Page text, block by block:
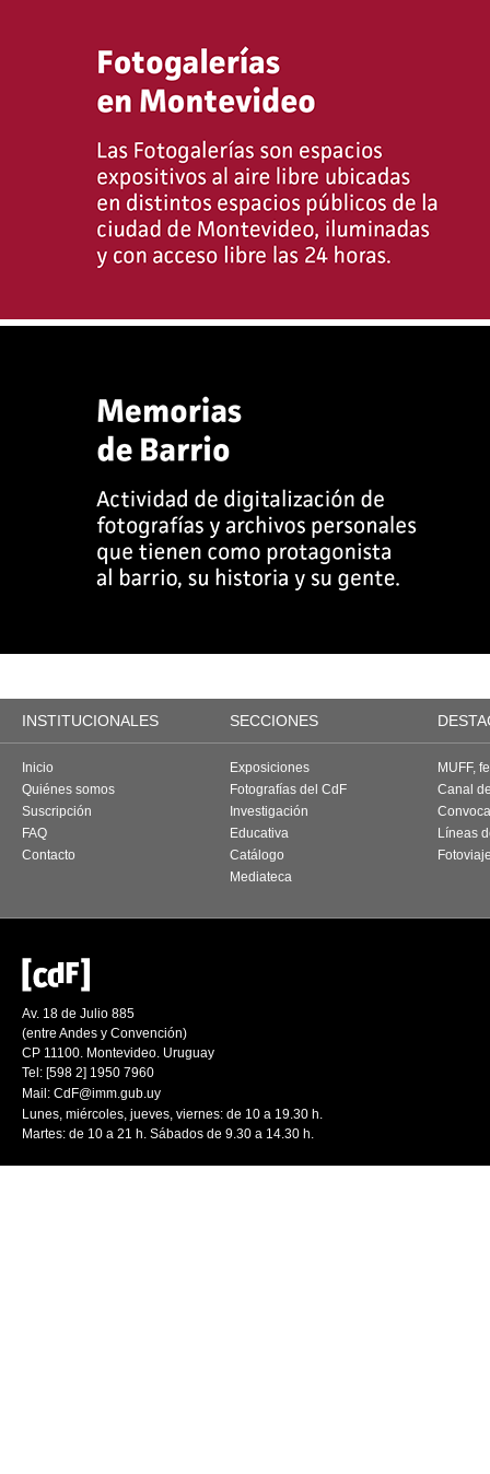
INSTITUCIONALES SECCIONES
Inicio
Quiénes somos
Suscripción
FAQ
Contacto
Exposiciones
Fotografías del CdF
Investigación
Educativa
Catálogo
Mediateca
MUFF,
Canal
Líneas
Av. 18 de Julio 885
(entre Andes y Convención)
CP 11100. Montevideo. Uruguay
Tel: [598 2] 1950 7960
Mail: CdF@imm.gub.uy
Lunes, miércoles, jueves, viernes: de 10 a 19.30 h.
Martes: de 10 a 21 h. Sábados de 9.30 a 14.30 h.